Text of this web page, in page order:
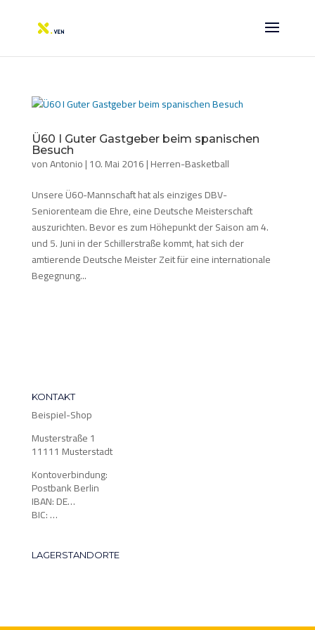
Ü60 I Guter Gastgeber beim spanischen
Besuch
vonAntonio|10. Mai 2016|Herren-Basketball
Unsere Ü60-Mannschaft hat als einziges DBV-
Seniorenteam die Ehre, eine Deutsche Meisterschaft
auszurichten. Bevor es zum Höhepunkt der Saison am 4.
und 5. Juni in der Schillerstraße kommt, hat sich der
amtierende Deutsche Meister Zeit für eine internationale
Begegnung...
KONTAKT
Beispiel-Shop
Musterstraße 1
11111 Musterstadt
Kontoverbindung:
Postbank Berlin
IBAN: DE…
BIC: …
LAGERSTANDORTE